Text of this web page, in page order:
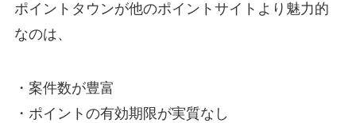
ポイントタウンが他のポイントサイトより魅力的
なのは、
・案件数が豊富
・ポイントの有効期限が実質なし